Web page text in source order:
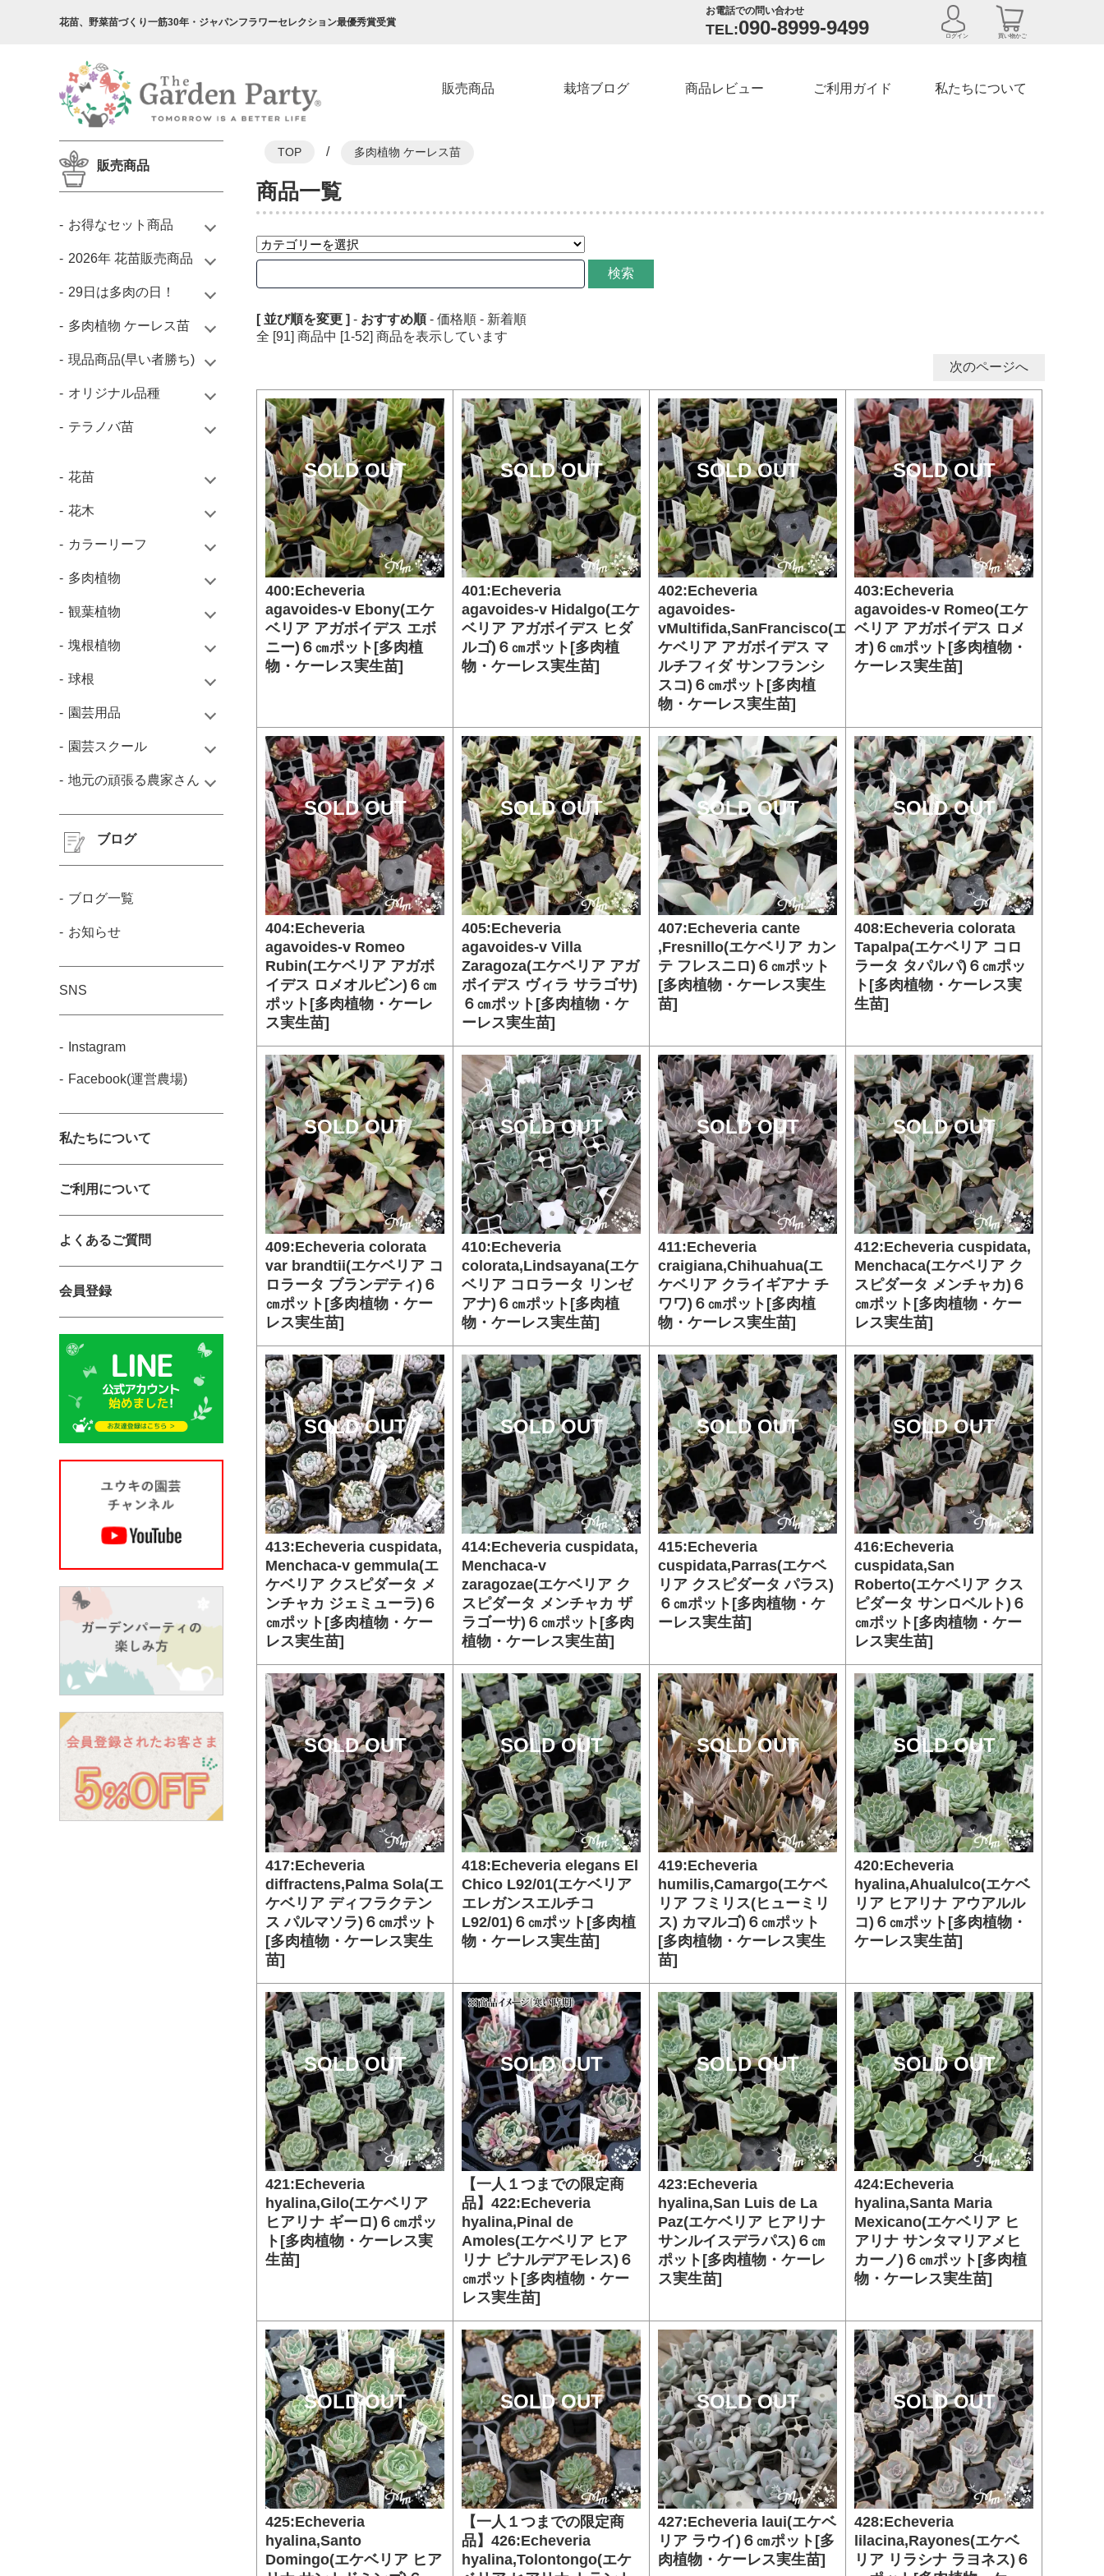
花苗、野菜苗づくり一筋30年・ ジャパンフラワーセレクション最優秀賞受賞
お電話での問い合わせ
TEL:090-8999-9499 ログイン 買い物かご
販売商品 栽培ブログ 商品レビュー ご利用ガイド 私たちについて
TOP / 多肉植物 ケーレス苗
商品一覧
検索
[ 並び順を変更 ] - おすすめ順- 価格順 - 新着順
全 [91] 商品中 [1-52] 商品を表示しています
次のページへ
400:Echeveria
agavoides-v Ebony(エケ
ベリア アガボイデス エボ
ニー)６㎝ポット[多肉植
物・ケーレス実生苗]
SOLD OUT
401:Echeveria
agavoides-v Hidalgo(エケ
ベリア アガボイデス ヒダ
ルゴ)６㎝ポット[多肉植
物・ケーレス実生苗]
SOLD OUT
402:Echeveria
agavoides-
vMultifida,SanFrancisco(エ
ケベリア アガボイデス マ
ルチフィダ サンフランシ
スコ)６㎝ポット[多肉植
物・ケーレス実生苗]
SOLD OUT
403:Echeveria
agavoides-v Romeo(エケ
ベリア アガボイデス ロメ
オ)６㎝ポット[多肉植物・
ケーレス実生苗]
SOLD OUT
404:Echeveria
agavoides-v Romeo
Rubin(エケベリア アガボ
イデス ロメオルビン)６㎝
ポット[多肉植物・ケーレ
ス実生苗]
SOLD OUT
405:Echeveria
agavoides-v Villa
Zaragoza(エケベリア アガ
ボイデス ヴィラ サラゴサ)
６㎝ポット[多肉植物・ケ
ーレス実生苗]
SOLD OUT
407:Echeveria cante
,Fresnillo(エケベリア カン
テ フレスニロ)６㎝ポット
[多肉植物・ケーレス実生
苗]
SOLD OUT
408:Echeveria colorata
Tapalpa(エケベリア コロ
ラータ タパルパ)６㎝ポッ
ト[多肉植物・ケーレス実
生苗]
SOLD OUT
409:Echeveria colorata
var brandtii(エケベリア コ
ロラータ ブランデティ)６
㎝ポット[多肉植物・ケー
レス実生苗]
SOLD OUT
410:Echeveria
colorata,Lindsayana(エケ
ベリア コロラータ リンゼ
アナ)６㎝ポット[多肉植
物・ケーレス実生苗]
SOLD OUT
411:Echeveria
craigiana,Chihuahua(エ
ケベリア クライギアナ チ
ワワ)６㎝ポット[多肉植
物・ケーレス実生苗]
SOLD OUT
412:Echeveria cuspidata,
Menchaca(エケベリア ク
スピダータ メンチャカ)６
㎝ポット[多肉植物・ケー
レス実生苗]
SOLD OUT
413:Echeveria cuspidata,
Menchaca-v gemmula(エ
ケベリア クスピダータ メ
ンチャカ ジェミューラ)６
㎝ポット[多肉植物・ケー
レス実生苗]
SOLD OUT
414:Echeveria cuspidata,
Menchaca-v
zaragozae(エケベリア ク
スピダータ メンチャカ ザ
ラゴーサ)６㎝ポット[多肉
植物・ケーレス実生苗]
SOLD OUT
415:Echeveria
cuspidata,Parras(エケベ
リア クスピダータ パラス)
６㎝ポット[多肉植物・ケ
ーレス実生苗]
SOLD OUT
416:Echeveria
cuspidata,San
Roberto(エケベリア クス
ピダータ サンロベルト)６
㎝ポット[多肉植物・ケー
レス実生苗]
SOLD OUT
417:Echeveria
diffractens,Palma Sola(エ
ケベリア ディフラクテン
ス パルマソラ)６㎝ポット
[多肉植物・ケーレス実生
苗]
SOLD OUT
418:Echeveria elegans El
Chico L92/01(エケベリア
エレガンスエルチコ
L92/01)６㎝ポット[多肉植
物・ケーレス実生苗]
SOLD OUT
419:Echeveria
humilis,Camargo(エケベ
リア フミリス(ヒューミリ
ス) カマルゴ)６㎝ポット
[多肉植物・ケーレス実生
苗]
SOLD OUT
420:Echeveria
hyalina,Ahualulco(エケベ
リア ヒアリナ アウアルル
コ)６㎝ポット[多肉植物・
ケーレス実生苗]
SOLD OUT
421:Echeveria
hyalina,Gilo(エケベリア
ヒアリナ ギーロ)６㎝ポッ
ト[多肉植物・ケーレス実
生苗]
SOLD OUT
【一人１つまでの限定商
品】422:Echeveria
hyalina,Pinal de
Amoles(エケベリア ヒア
リナ ピナルデアモレス)６
㎝ポット[多肉植物・ケー
レス実生苗]
SOLD OUT
423:Echeveria
hyalina,San Luis de La
Paz(エケベリア ヒアリナ
サンルイスデラパス)６㎝
ポット[多肉植物・ケーレ
ス実生苗]
SOLD OUT
424:Echeveria
hyalina,Santa Maria
Mexicano(エケベリア ヒ
アリナ サンタマリアメヒ
カーノ)６㎝ポット[多肉植
物・ケーレス実生苗]
SOLD OUT
425:Echeveria
hyalina,Santo
Domingo(エケベリア ヒア
SOLD OUT
【一人１つまでの限定商
品】426:Echeveria
hyalina,Tolontongo(エケ
SOLD OUT
427:Echeveria laui(エケベ
リア ラウイ)６㎝ポット[多
肉植物・ケーレス実生苗]
SOLD OUT
428:Echeveria
lilacina,Rayones(エケベ
リア リラシナ ラヨネス)６
SOLD OUT
販売商品
お得なセット商品
2026年 花苗販売商品
29日は多肉の日！
多肉植物 ケーレス苗
現品商品(早い者勝ち)
オリジナル品種
テラノバ苗
花苗
花木
カラーリーフ
多肉植物
観葉植物
塊根植物
球根
園芸用品
園芸スクール
地元の頑張る農家さん
ブログ
ブログ一覧
お知らせ
SNS
Instagram
Facebook(運営農場)
私たちについて
ご利用について
よくあるご質問
会員登録